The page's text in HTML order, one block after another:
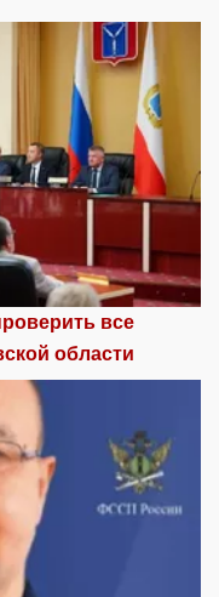
все
области